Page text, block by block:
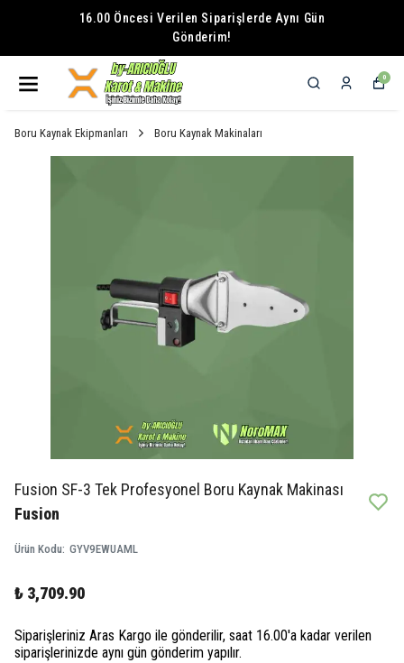
16.00 Öncesi Verilen Siparişlerde Aynı Gün
Gönderim!
0
Boru Kaynak Ekipmanları Boru Kaynak Makinaları
Fusion SF-3 Tek Profesyonel Boru Kaynak Makinası
Fusion
Ürün Kodu: GYV9EWUAML
₺ 3,709.90
Siparişleriniz Aras Kargo ile gönderilir, saat 16.00'a kadar verilen
siparişlerinizde aynı gün gönderim yapılır.